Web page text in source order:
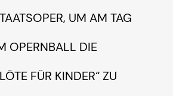
UM AM TAG N
DIE „
FÜR KINDER“ ZU E